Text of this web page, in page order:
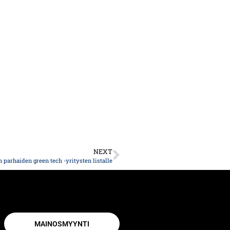
NEXT
parhaiden green tech -yritysten listalle
MAINOSMYYNTI